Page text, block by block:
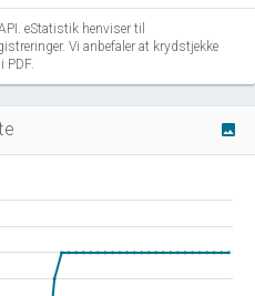
eStatistik henviser til
Vi anbefaler at krydstjekke
PDF.
image